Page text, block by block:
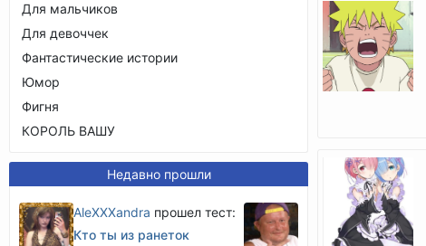
Для мальчиков
Для девоччек
Фантастические истории
Юмор
Фигня
КОРОЛЬ ВАШУ
Недавно прошли
AleXXXandra прошел тест:
Кто ты из ранеток